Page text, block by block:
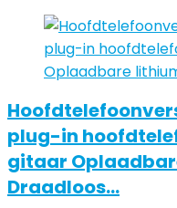
plug-in
gitaar
Draadloos…